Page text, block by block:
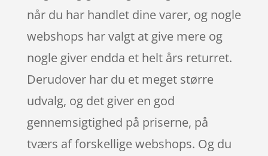
når du har handlet dine varer, og nogle
webshops har valgt at give mere og
nogle giver endda et helt års returret.
Derudover har du et meget større
udvalg, og det giver en god
gennemsigtighed på priserne, på
tværs af forskellige webshops. Og du